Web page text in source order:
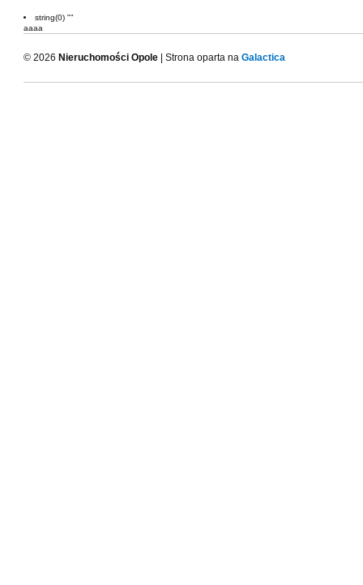
string(0) ""
aaaa
© 2026 Nieruchomości Opole | Strona oparta na Galactica